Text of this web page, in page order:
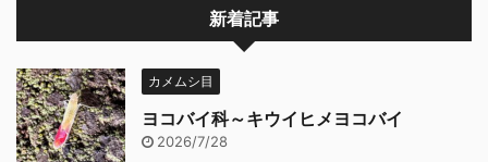
新着記事
カメムシ目
ヨコバイ科～キウイヒメヨコバイ
2026/7/28